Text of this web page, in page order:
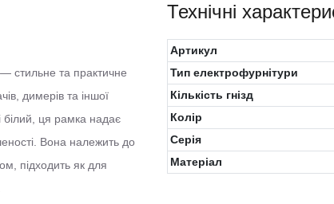
стильне та практичне
димерів та іншої
білий, ця рамка надає
Вона належить до
підходить як для
Технічні
Артикул
Тип електрофурнітури
Кількість гнізд
Колiр
Серія
Матеріал